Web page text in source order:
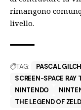
rimangono
livello.
TAG:
PASCAL
SCREEN-SPACE RAY
NINTENDO
THE LEGEND OF